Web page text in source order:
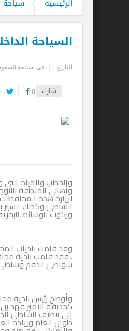
الرئيسيه سياحة
السياحة
التاريخ: فى :سياحة
شارك 0
والحطب والمياه
وأهالي المنطقة
لزيارة هذه
الشاطئ وكذلك السير
وركوب للوسائط
وقد قامت بلديات
. فقد قامت بلدية
شواطئ الدقم وشاطئ
وأوضح رئيس بلدية
كحديقة الأمير فهد
إلى تنظيف الشاطئ
طوال العام وزيادة